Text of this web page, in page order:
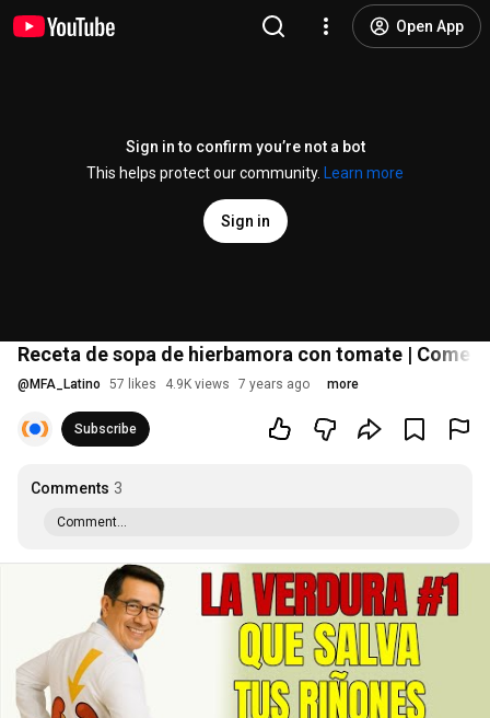
Open App
Sign in to confirm you’re not a bot
This helps protect our community.
Learn more
Sign in
Receta de sopa de hierbamora con tomate | Come
@ MFA_Latino 57 likes 4.9K views 7 years ago more
Subscribe
Comments 3
Comment...